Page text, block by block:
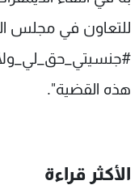
للتعاون في مجلس
هذه القضية".
الأكثر قراءة
لاعلاناتكم